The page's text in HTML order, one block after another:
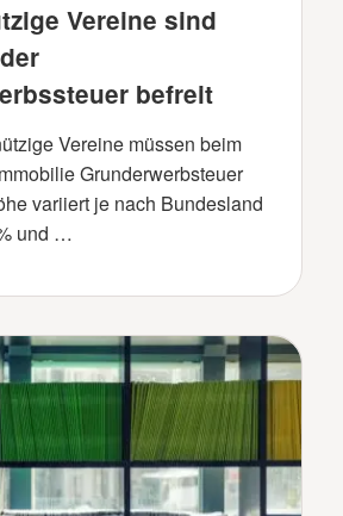
Vereine sind
befreit
Vereine müssen beim
Grunderwerbsteuer
variiert je nach Bundesland
und …